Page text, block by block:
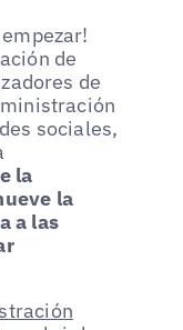
de
de
sociales,
la
la
a las